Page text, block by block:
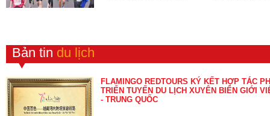
Bản tin du lịch
FLAMINGO REDTOURS KÝ KẾT HỢP TÁC
TRIỂN TUYẾN DU LỊCH XUYÊN BIÊN GIỚI
- TRUNG QUỐC